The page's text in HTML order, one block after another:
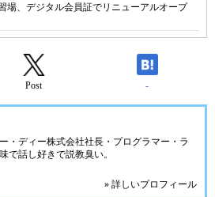
場、デジタル会員証でリニューアルオープ
Post -
・ディー株式会社社長・プログラマー・ラ
で話し好きで説教臭い。
» 詳しいプロフィール